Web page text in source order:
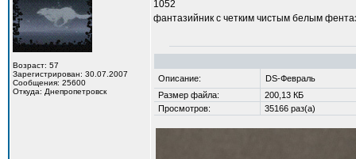
Возраст: 57
Зарегистрирован: 30.07.2007
Сообщения: 25600
Откуда: Днепропетровск
1052
фантазийник с четким чистым белым
Описание:
DS-Февраль
Размер файла:
200,13 КБ
Просмотров:
35166 раз(а)